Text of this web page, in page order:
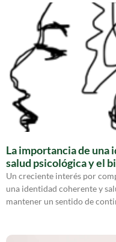
La importancia de una
salud psicológica y el
Un creciente interés por
una identidad coherente y
mantener un sentido de